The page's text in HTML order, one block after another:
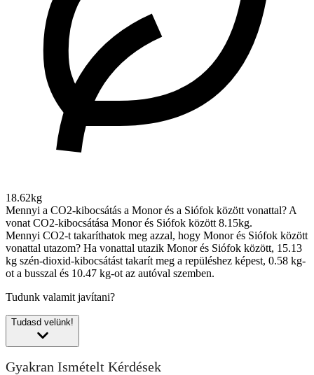
18.62kg
Mennyi a CO2-kibocsátás a Monor és a Siófok között vonattal? A
vonat CO2-kibocsátása Monor és Siófok között 8.15kg.
Mennyi CO2-t takaríthatok meg azzal, hogy Monor és Siófok között
vonattal utazom? Ha vonattal utazik Monor és Siófok között, 15.13
kg szén-dioxid-kibocsátást takarít meg a repüléshez képest, 0.58 kg-
ot a busszal és 10.47 kg-ot az autóval szemben.
Tudunk valamit javítani?
Tudasd velünk!
Gyakran Ismételt Kérdések